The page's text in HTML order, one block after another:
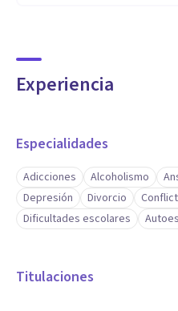
Experiencia
Especialidades
Adicciones Alcoholismo
Depresión
Divorcio
Dificultades escolares
Titulaciones